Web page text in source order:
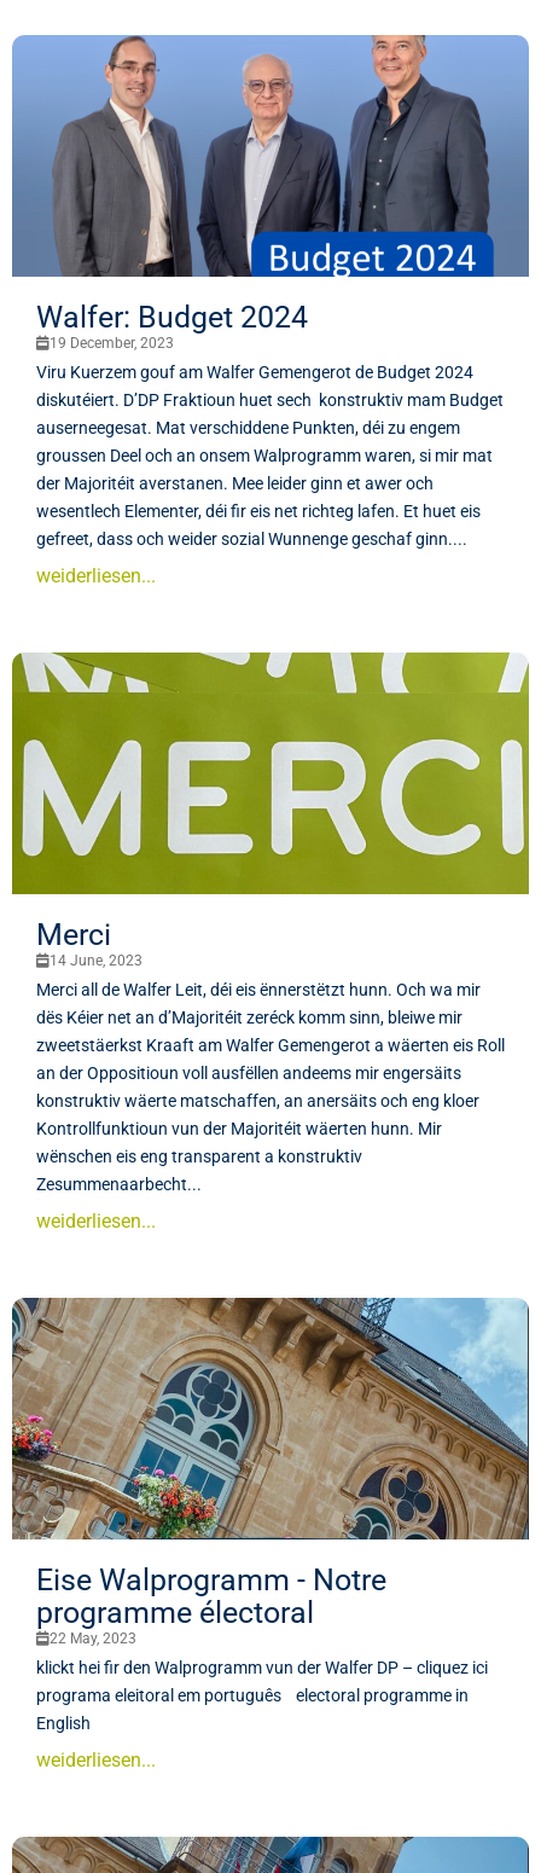
Walfer: Budget 2024
19 December, 2023
Viru Kuerzem gouf am Walfer Gemengerot de Budget 2024
diskutéiert. D’DP Fraktioun huet sech konstruktiv mam Budget
auserneegesat. Mat verschiddene Punkten, déi zu engem
groussen Deel och an onsem Walprogramm waren, si mir mat
der Majoritéit averstanen. Mee leider ginn et awer och
wesentlech Elementer, déi fir eis net richteg lafen. Et huet eis
gefreet, dass och weider sozial Wunnenge geschaf ginn....
weiderliesen...
Merci
14 June, 2023
Merci all de Walfer Leit, déi eis ënnerstëtzt hunn. Och wa mir
dës Kéier net an d’Majoritéit zeréck komm sinn, bleiwe mir
zweetstäerkst Kraaft am Walfer Gemengerot a wäerten eis Roll
an der Oppositioun voll ausfëllen andeems mir engersäits
konstruktiv wäerte matschaffen, an anersäits och eng kloer
Kontrollfunktioun vun der Majoritéit wäerten hunn. Mir
wënschen eis eng transparent a konstruktiv
Zesummenaarbecht...
weiderliesen...
Eise Walprogramm - Notre
programme électoral
22 May, 2023
klickt hei fir den Walprogramm vun der Walfer DP – cliquez ici
programa eleitoral em português electoral programme in
English
weiderliesen...